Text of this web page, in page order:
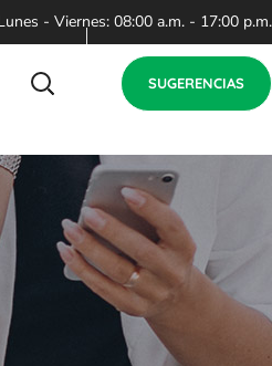
- Viernes: 08:00 a.m. - 17:00 p.m.
SUGERENCIAS